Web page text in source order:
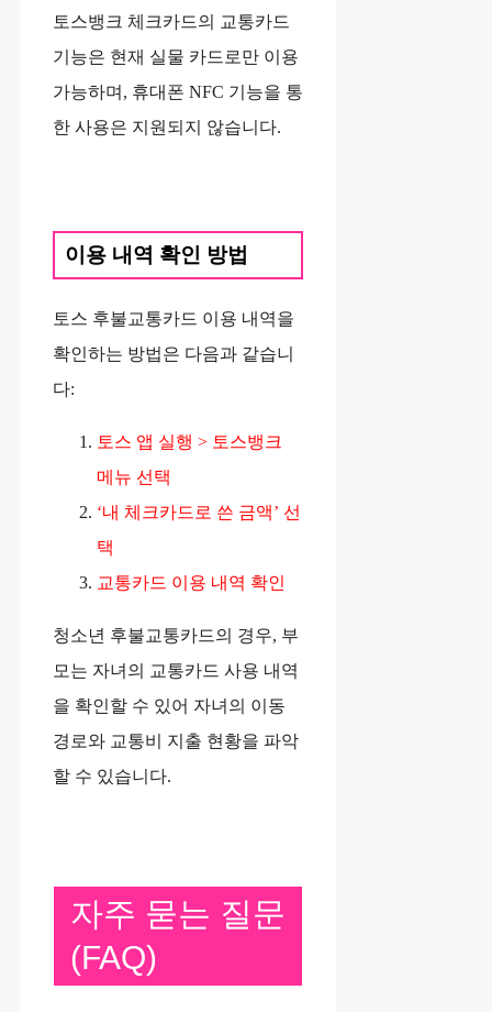
토스뱅크 체크카드의 교통카드
기능은 현재 실물 카드로만 이용
가능하며, 휴대폰 NFC 기능을 통
한 사용은 지원되지 않습니다.
이용 내역 확인 방법
토스 후불교통카드 이용 내역을
확인하는 방법은 다음과 같습니
다:
토스 앱 실행 > 토스뱅크
메뉴 선택
‘내 체크카드로 쓴 금액’ 선
택
교통카드 이용 내역 확인
청소년 후불교통카드의 경우, 부
모는 자녀의 교통카드 사용 내역
을 확인할 수 있어 자녀의 이동
경로와 교통비 지출 현황을 파악
할 수 있습니다.
자주 묻는 질문
(FAQ)